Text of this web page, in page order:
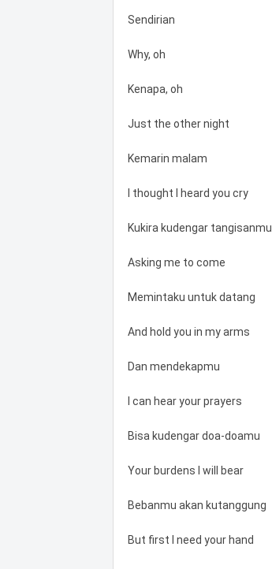
Sendirian
Why, oh
Kenapa, oh
Just the other night
Kemarin malam
I thought I heard you cry
Kukira kudengar tangisanmu
Asking me to come
Memintaku untuk datang
And hold you in my arms
Dan mendekapmu
I can hear your prayers
Bisa kudengar doa-doamu
Your burdens I will bear
Bebanmu akan kutanggung
But first I need your hand